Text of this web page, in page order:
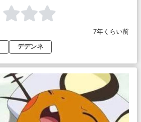
7年くらい前
デデンネ